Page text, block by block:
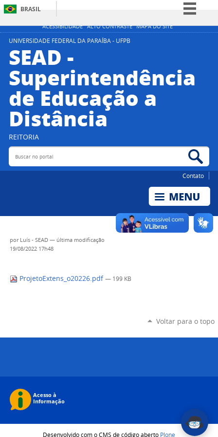
ACESSIBILIDADE ALTO CONTRASTE MAPA DO SITE
BRASIL
Simplifique!
Acesso à informação
Legislação
Canais
UNIVERSIDADE FEDERAL DA PARAÍBA - UFPB
SEAD -
Superintendência
de Educação a
Distância
REITORIA
Buscar no portal
Contato
por Luís - SEAD — última modificação
19/08/2022 17h48
ProjetoExtens_o20226.pdf — 199 KB
Voltar para o topo
Desenvolvido com o CMS de código aberto Plone